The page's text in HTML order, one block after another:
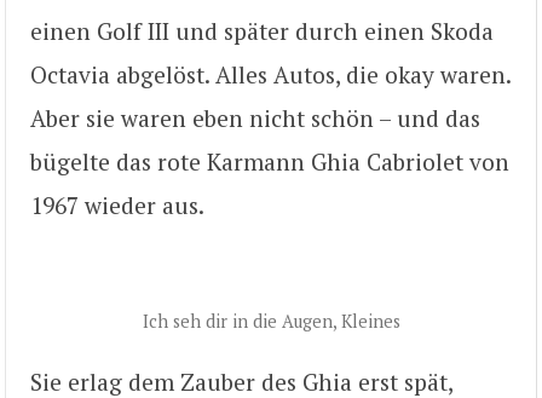
einen Golf III und später durch einen Skoda
Octavia abgelöst. Alles Autos, die okay waren.
Aber sie waren eben nicht schön – und das
bügelte das rote Karmann Ghia Cabriolet von
1967 wieder aus.
Ich seh dir in die Augen, Kleines
Sie erlag dem Zauber des Ghia erst spät,